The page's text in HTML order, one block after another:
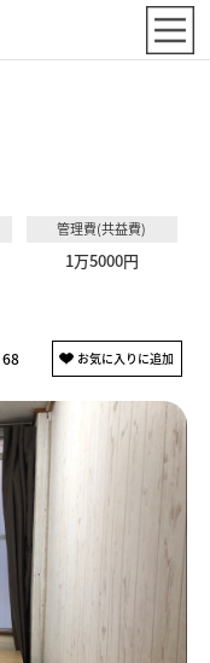
管理費(共益費)
1万5000円
68